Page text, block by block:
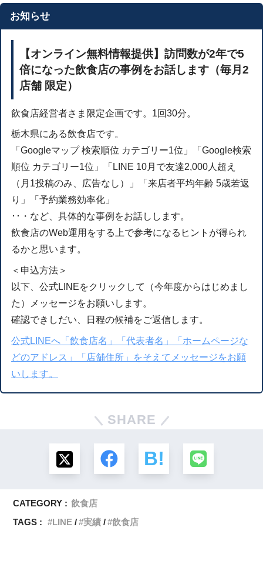
お知らせ
【オンライン無料情報提供】訪問数が2年で5
倍になった飲食店の事例をお話します（毎月2
店舗 限定）
飲食店経営者さま限定企画です。1回30分。
栃木県にある飲食店です。
「Googleマップ 検索順位 カテゴリー1位」「Google検索
順位 カテゴリー1位」「LINE 10月で友達2,000人超え
（月1投稿のみ、広告なし）」「来店者平均年齢 5歳若返
り」「予約業務効率化」
･･・など、具体的な事例をお話しします。
飲食店のWeb運用をする上で参考になるヒントが得られ
るかと思います。
＜申込方法＞
以下、公式LINEをクリックして（今年度からはじめまし
た）メッセージをお願いします。
確認できしだい、日程の候補をご返信します。
公式LINEへ「飲食店名」「代表者名」「ホームページな
どのアドレス」「店舗住所」をそえてメッセージをお願
いします。
SHARE
CATEGORY : 飲食店
TAGS :
LINE 実績 飲食店